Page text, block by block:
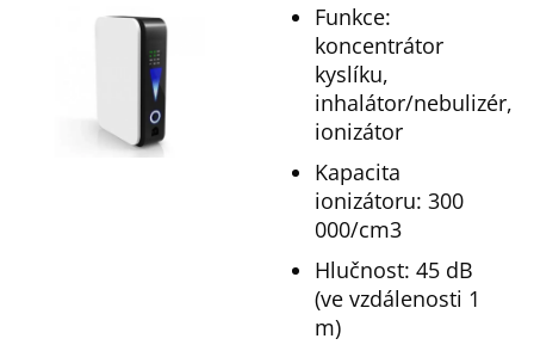
Funkce:
koncentrátor
kyslíku,
inhalátor/nebulizér,
ionizátor
Kapacita
ionizátoru: 300
000/cm3
Hlučnost: 45 dB
(ve vzdálenosti 1
m)